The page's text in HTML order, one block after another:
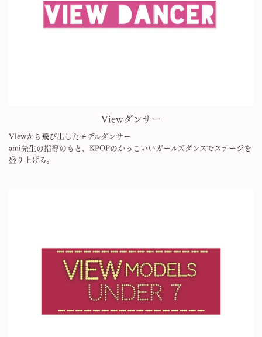
Viewダンサー
Viewから飛び出したモデルダンサー
ami先生の指導のもと、KPOPのかっこいいガールズダンスでステージを
盛り上げる。